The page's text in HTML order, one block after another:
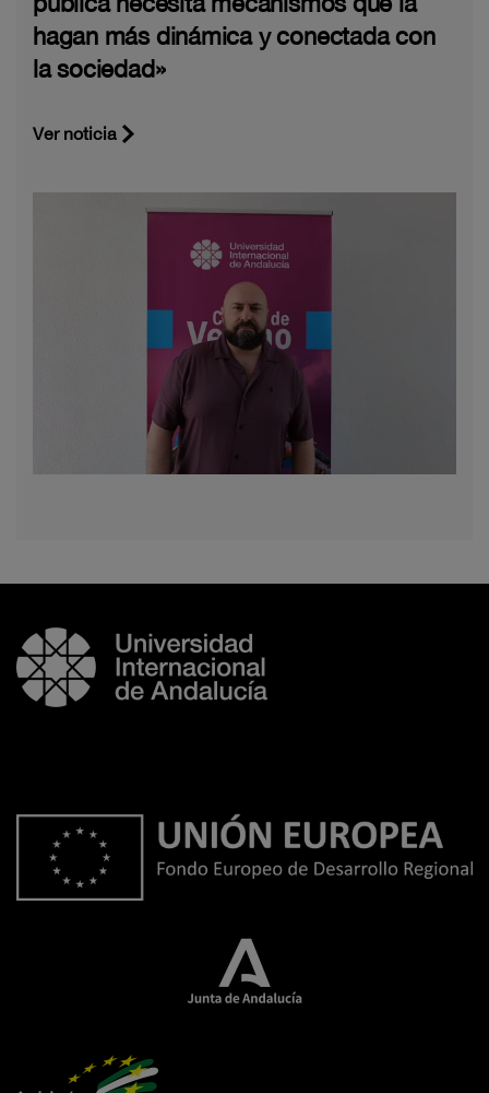
hagan más dinámica y conectada con
la sociedad»
Ver noticia